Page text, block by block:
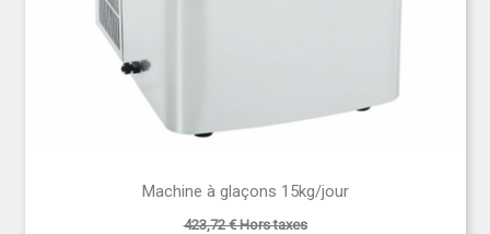
Machine à glaçons 15kg/jour
423,72 € Hors taxes